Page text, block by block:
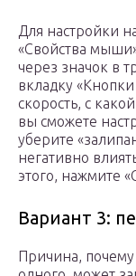
Для настройки
«Свойства
через значок в
вкладку
скорость, с
вы сможете
уберите
негативно
этого, нажмите
Вариант 3:
Причина,